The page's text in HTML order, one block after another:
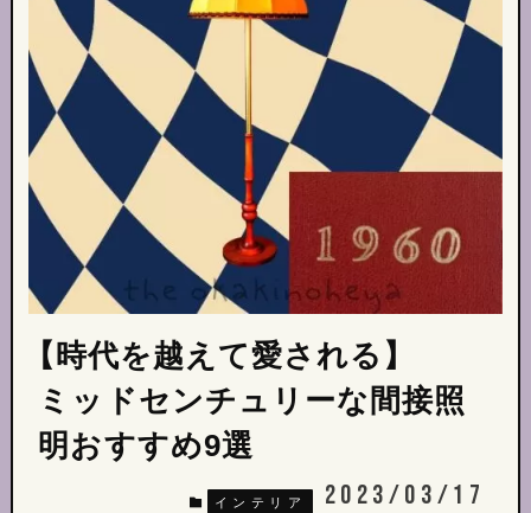
【時代を越えて愛される】
ミッドセンチュリーな間接照
明おすすめ9選
インテリア 2023/03/17